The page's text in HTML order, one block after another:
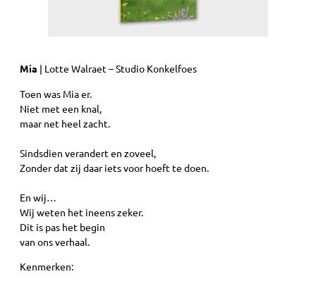
Mia | Lotte Walraet – Studio Konkelfoes
Toen was Mia er.
Niet met een knal,
maar net heel zacht.
Sindsdien verandert en zoveel,
Zonder dat zij daar iets voor hoeft te doen.
En wij…
Wij weten het ineens zeker.
Dit is pas het begin
van ons verhaal.
Kenmerken: